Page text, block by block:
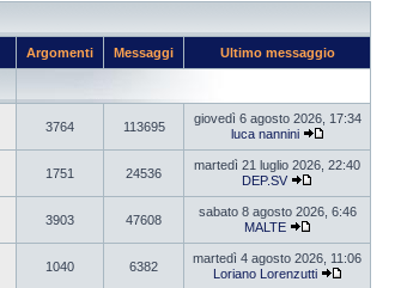
Argomenti Messaggi Ultimo messaggio
3764 113695
giovedì 6 agosto 2026, 17:34
luca nannini
1751 24536
martedì 21 luglio 2026, 22:40
DEP.SV
3903 47608
sabato 8 agosto 2026, 6:46
MALTE
1040 6382
martedì 4 agosto 2026, 11:06
Loriano Lorenzutti